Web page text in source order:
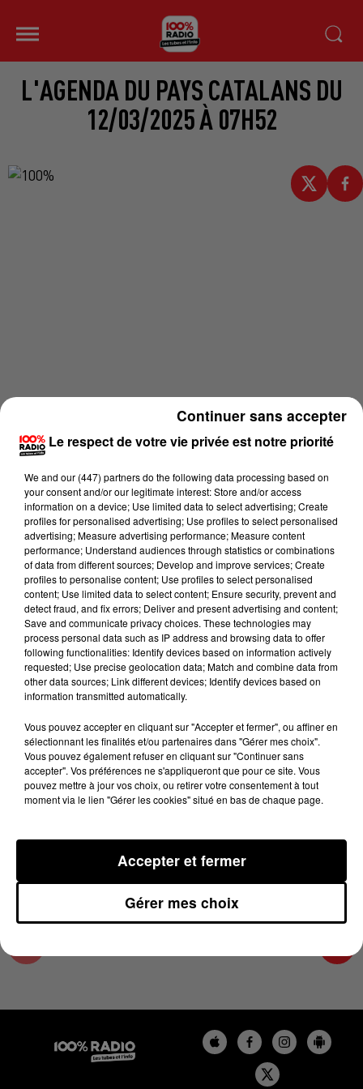
L'AGENDA DU PAYS CATALANS DU
12/03/2025 À 07H52
Lecture (1 min 15 sec)
100%
100% Radio l'agenda du Pays catalans
12 mars 2025 - 1 min 15 sec
L'AGENDA DU PAYS CATALANS DU 12/03/2025
À 07H52
L'agenda du Pays catalan
Le respect de votre vie privée est notre priorité
We and our (447) partnersdo the following data processing based on
your consent and/or our legitimate interest: Store and/or access
information on a device; Use limited data to select advertising; Create
profiles for personalised advertising; Use profiles to select personalised
advertising; Measure advertising performance; Measure content
performance; Understand audiences through statistics or combinations
of data from different sources; Develop and improve services; Create
profiles to personalise content; Use profiles to select personalised
content; Use limited data to select content; Ensure security, prevent and
detect fraud, and fix errors; Deliver and present advertising and content;
Save and communicate privacy choices. These technologies may
process personal data such as IP address and browsing data to offer
following functionalities: Identify devices based on information actively
requested; Use precise geolocation data; Match and combine data from
other data sources; Link different devices; Identify devices based on
information transmitted automatically.
Vous pouvez accepter en cliquant sur "Accepter et fermer", ou affiner en
sélectionnant les finalités et/ou partenaires dans "Gérer mes choix".
Vous pouvez également refuser en cliquant sur "Continuer sans
accepter". Vos préférences ne s'appliqueront que pour ce site. Vous
pouvez mettre à jour vos choix, ou retirer votre consentement à tout
moment via le lien "Gérer les cookies" situé en bas de chaque page.
Gérer mes choix
Accepter et fermer
Continuer sans accepter